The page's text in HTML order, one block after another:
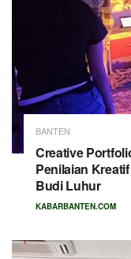
BANTEN
Creative
Penilaian
Budi Luhur
KABARBANTEN.COM